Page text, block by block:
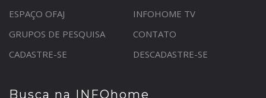
ESPAÇO OFAJ
INFOHOME TV
GRUPOS DE PESQUISA
CONTATO
CADASTRE-SE
DESCADASTRE-SE
Busca na INFOhome